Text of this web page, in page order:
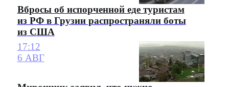
Вбросы об испорченной еде туристам
из РФ в Грузии распространяли боты
из США
17:12
6 АВГ